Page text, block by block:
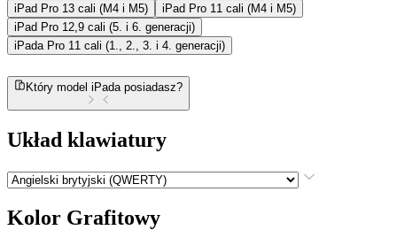
iPad Pro 13 cali (M4 i M5)
iPad Pro 11 cali (M4 i M5)
iPad Pro 12,9 cali (5. i 6. generacji)
iPada Pro 11 cali (1., 2., 3. i 4. generacji)
Który model iPada posiadasz?
Układ klawiatury
Kolor Grafitowy